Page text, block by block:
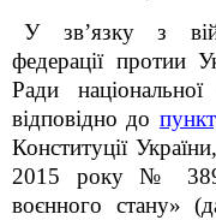
У зв’язку з
федерації протии
Ради національної
відповідно до
Конституції
2015 року №
воєнного стану»